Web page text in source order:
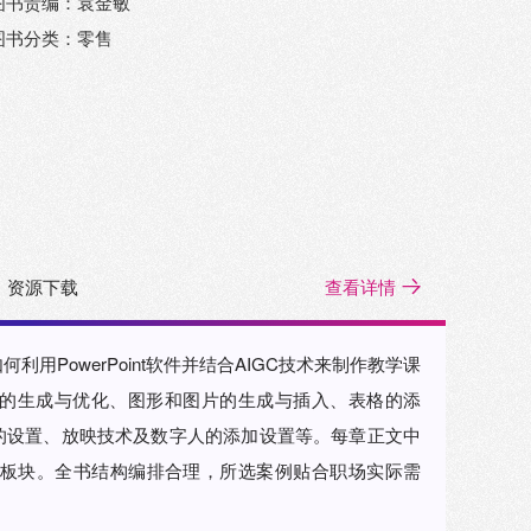
书分类：零售
资源下载 查看详情
利用PowerPoint软件并结合AIGC技术来制作教学课
生成与优化、图形和图片的生成与插入、表格的添
置、放映技术及数字人的添加设置等。每章正文中
块。全书结构编排合理，所选案例贴合职场实际需